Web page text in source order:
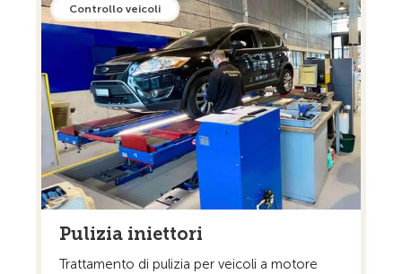
Controllo veicoli
Pulizia iniettori
Trattamento di pulizia per veicoli a motore